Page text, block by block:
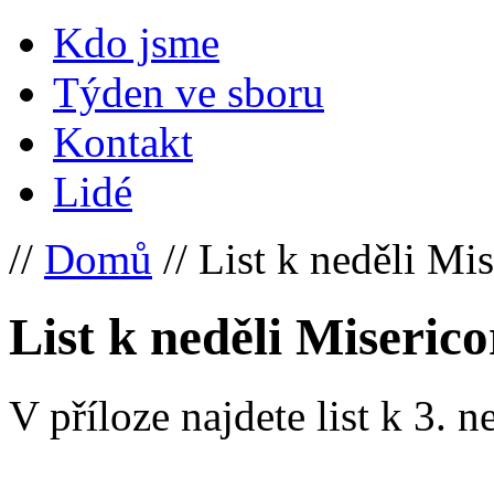
Kdo jsme
Týden ve sboru
Kontakt
Lidé
// Domů // List k neděli
List k neděli
V příloze najdete list k 3.